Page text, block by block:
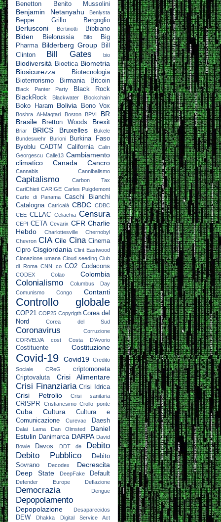
Benetton
Benito Mussolini
Benjamin Netanyahu Benlysta
Beppe Grillo Bergoglio
Berlusconi Bertinotti Bibbiano
Biden Bielorussia Bifo
Big
Pharma
Bilderberg Group
Bill
Clinton
Bill Gates bio
Biodiversità Bioetica Biometria
Biosicurezza
Biotecnologia
Bioterrorismo
Birmania Bitcoin
Black Panter Party
Black Rock
BlackRock
Blackwater Blockchain
Boko Haram Bolivia Bono Vox
Boshra Al-Maqtari Boston BPVI
BR
Brasile
Bretton Woods Brexit
Briar BRICS Bruxelles
Bukele
Bundeswehr
Burioni
Burkina Faso
Byoblu
CADTM California
Calin
Georgescu Calle13 Cambiamento
climatico
Canada Cancro
Cannabis Cannibalismo
Capitalismo
Carbon Tax
CariChieti CARIGE Carles Puigdemont
Carte di Panama
Caschi Bianchi
Catalogna Catricalà CBDC CDBC
CEE CELAC Celiachia Censura
CEPI CETA Cevarix CFR Charlie
Hebdo
Charlottesville
Chernobyl
Chevron CIA Cile Cina Cinema
Cipro Cisgiordania Clint Eastwood
Clonazione umana Cloud seeding Club
di Roma CNN co CO2 Codacons
CODEX Colao Colombia
Colonialismo
Columbus Day
Comunismo
Congo Contanti
Controllo globale
COP21 COP25 Copyrigth Corea del
Nord
Corea del Sud
Coronavirus
Corruzione
CORVELVA
cost Costa D'Avorio
Costituente Costituzione
Covid-19 Covid19
Credito
Sociale
CReG
criptomoneta
Criptovaluta
Crisi Alimentare
Crisi Finanziaria Crisi Idrica
Crisi Petrolio Crisi sanitaria
CRISPR Cristianesimo Crollo ponte
Cuba Cultura
Cultura e
Comunicazione
Curevac Daesh
Dalai Lama Dan Olmsted
Daniel
Estulin Danimarca DARPA David
Bowie
Davos DDT de
Debito
Debito Pubblico
Debito
Sovrano
Decodex
Decrescita
Deep State
DeepFake Default
Defender Europe Deflazione
Democrazia Dengue
Depopolamento
Depopolazione Desaparecidos
DEW Dhakka Digital Service Act